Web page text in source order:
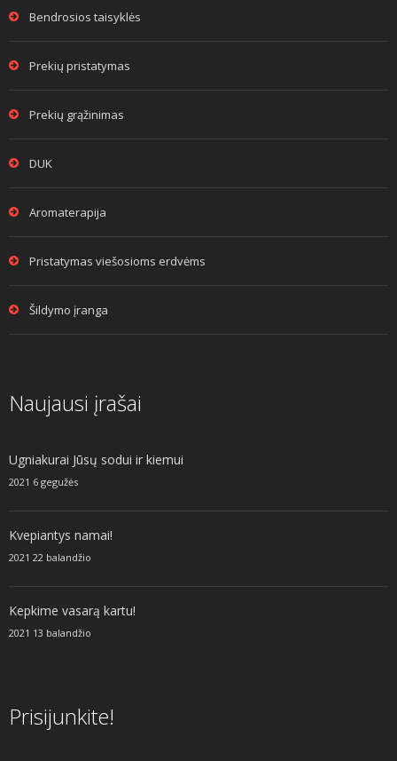
Bendrosios taisyklės
Prekių pristatymas
Prekių grąžinimas
DUK
Aromaterapija
Pristatymas viešosioms erdvėms
Šildymo įranga
Naujausi įrašai
Ugniakurai Jūsų sodui ir kiemui
2021 6 gegužės
Kvepiantys namai!
2021 22 balandžio
Kepkime vasarą kartu!
2021 13 balandžio
Prisijunkite!